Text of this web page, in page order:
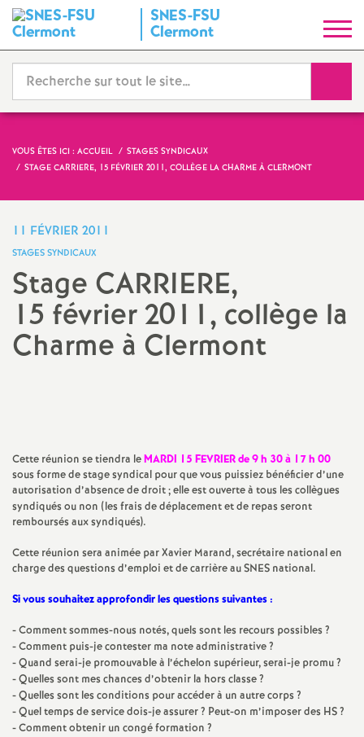
SNES-FSU
Clermont
y
n
d
i
t
N
t
i
o
n
a
l
d
VOUS ÊTES ICI : ACCUEIL
STAGES SYNDICAUX
STAGE CARRIERE, 15 FÉVRIER 2011, COLLÈGE LA CHARME À CLERMONT
11 FÉVRIER 2011
STAGES SYNDICAUX
Stage CARRIERE,
15 février 2011, collège la
Charme à Clermont
Cette réunion se tiendra leMARDI 15 FEVRIER de 9 h 30 à 17 h 00
sous forme de stage syndical pour que vous puissiez bénéficier d’une
autorisation d’absence de droit; elle est ouverte à tous les collègues
syndiqués ou non (les frais de déplacement et de repas seront
remboursés aux syndiqués).
Cette réunion sera animée par Xavier Marand, secrétaire national en
charge des questions d’emploi et de carrière au SNES national.
Si vous souhaitez approfondir les questions suivantes :
- Comment sommes-nous notés, quels sont les recours possibles?
- Comment puis-je contester ma note administrative?
- Quand serai-je promouvable à l’échelon supérieur, serai-je promu?
- Quelles sont mes chances d’obtenir la hors classe?
- Quelles sont les conditions pour accéder à un autre corps?
- Quel temps de service dois-je assurer? Peut-on m’imposer des HS?
- Comment obtenir un congé formation ?